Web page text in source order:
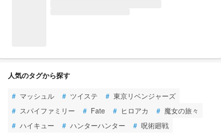
人気のタグから探す
# マッシュル # ツイステ # 東京リベンジャーズ
# スパイファミリー # Fate # ヒロアカ # 魔女の旅々
# ハイキュー # ハンターハンター # 呪術廻戦